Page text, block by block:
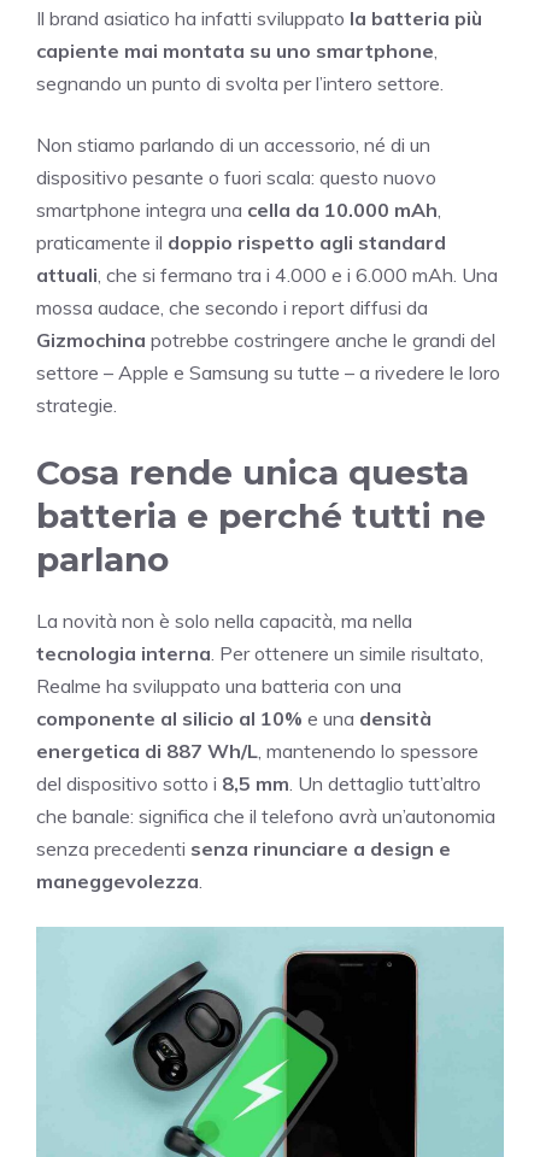
Il brand asiatico ha infatti sviluppato la batteria più
capiente mai montata su uno smartphone,
segnando un punto di svolta per l’intero settore.
Non stiamo parlando di un accessorio, né di un
dispositivo pesante o fuori scala: questo nuovo
smartphone integra una cella da 10.000 mAh,
praticamente il doppio rispetto agli standard
attuali, che si fermano tra i 4.000 e i 6.000 mAh. Una
mossa audace, che secondo i report diffusi da
Gizmochina potrebbe costringere anche le grandi del
settore – Apple e Samsung su tutte – a rivedere le loro
strategie.
Cosa rende unica questa
batteria e perché tutti ne
parlano
La novità non è solo nella capacità, ma nella
tecnologia interna. Per ottenere un simile risultato,
Realme ha sviluppato una batteria con una
componente al silicio al 10% e una densità
energetica di 887 Wh/L, mantenendo lo spessore
del dispositivo sotto i 8,5 mm. Un dettaglio tutt’altro
che banale: significa che il telefono avrà un’autonomia
senza precedenti senza rinunciare a design e
maneggevolezza.